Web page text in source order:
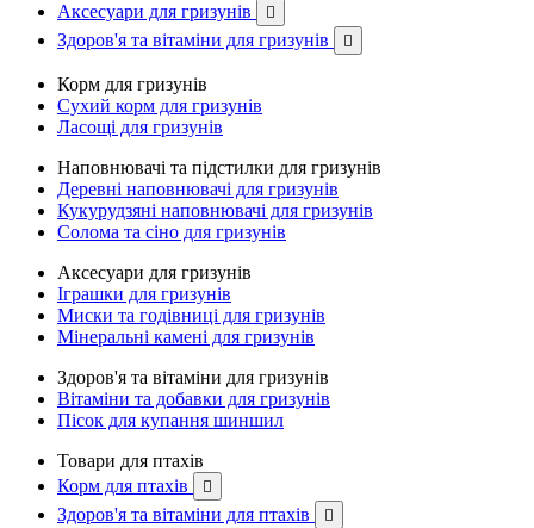
Аксесуари для гризунів 
Здоров'я та вітаміни для гризунів 
Корм для гризунів
Сухий корм для гризунів
Ласощі для гризунів
Наповнювачі та підстилки для гризунів
Деревні наповнювачі для гризунів
Кукурудзяні наповнювачі для гризунів
Солома та сіно для гризунів
Аксесуари для гризунів
Іграшки для гризунів
Миски та годівниці для гризунів
Мінеральні камені для гризунів
Здоров'я та вітаміни для гризунів
Вітаміни та добавки для гризунів
Пісок для купання шиншил
Товари для птахів
Корм для птахів

Здоров'я та вітаміни для птахів 